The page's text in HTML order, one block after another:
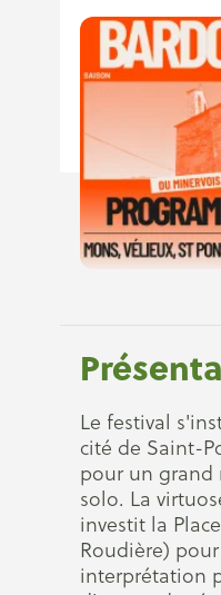
Le festival
cité de Saint-
pour un grand
solo. La
investit la
Roudière)
interprétation